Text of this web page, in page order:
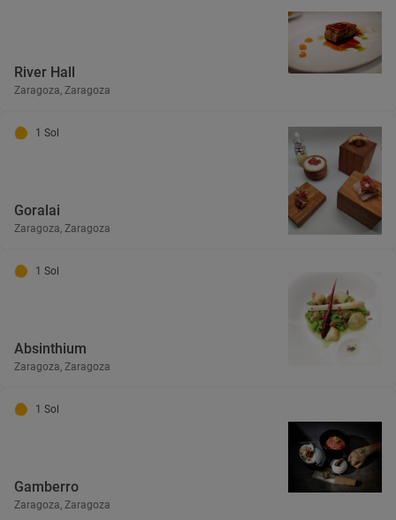
River Hall
Zaragoza, Zaragoza
1 Sol
Goralai
Zaragoza, Zaragoza
1 Sol
Absinthium
Zaragoza, Zaragoza
1 Sol
Gamberro
Zaragoza, Zaragoza